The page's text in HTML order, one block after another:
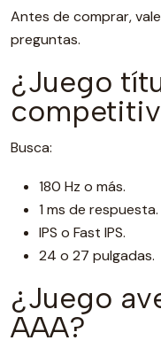
Antes de comprar,
preguntas.
¿Juego
Busca:
180 Hz o más.
1 ms de respuesta.
IPS o Fast IPS.
24 o 27 pulgadas.
¿Juego
AAA?